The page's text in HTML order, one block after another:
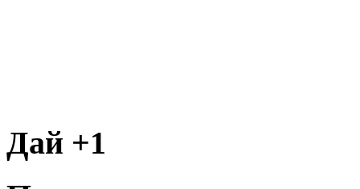
Дай +1